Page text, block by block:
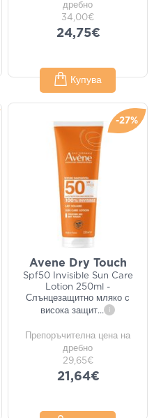
дребно
34,00€
24,75€
Купува
-27%
Avene Dry Touch
Spf50 Invisible Sun Care
Lotion 250ml -
Слънцезащитно мляко с
висока защит... i
Препоръчителна цена на
дребно
29,65€
21,64€